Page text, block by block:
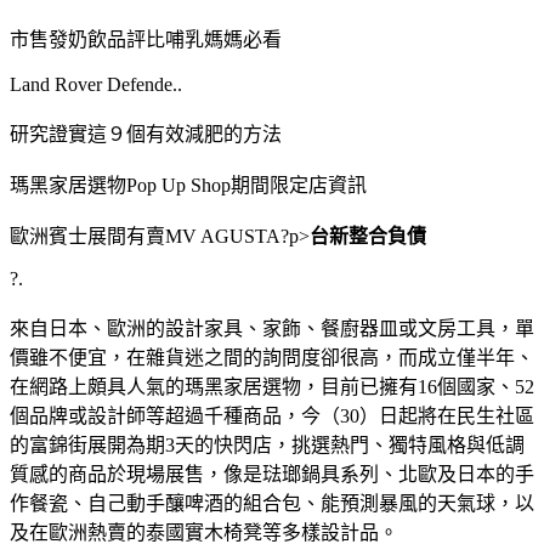
市售發奶飲品評比哺乳媽媽必看
Land Rover Defende..
研究證實這９個有效減肥的方法
瑪黑家居選物Pop Up Shop期間限定店資訊
歐洲賓士展間有賣MV AGUSTA?p>台新整合負債
?.
來自日本、歐洲的設計家具、家飾、餐廚器皿或文房工具，單
價雖不便宜，在雜貨迷之間的詢問度卻很高，而成立僅半年、
在網路上頗具人氣的瑪黑家居選物，目前已擁有16個國家、52
個品牌或設計師等超過千種商品，今（30）日起將在民生社區
的富錦街展開為期3天的快閃店，挑選熱門、獨特風格與低調
質感的商品於現場展售，像是琺瑯鍋具系列、北歐及日本的手
作餐瓷、自己動手釀啤酒的組合包、能預測暴風的天氣球，以
及在歐洲熱賣的泰國實木椅凳等多樣設計品。